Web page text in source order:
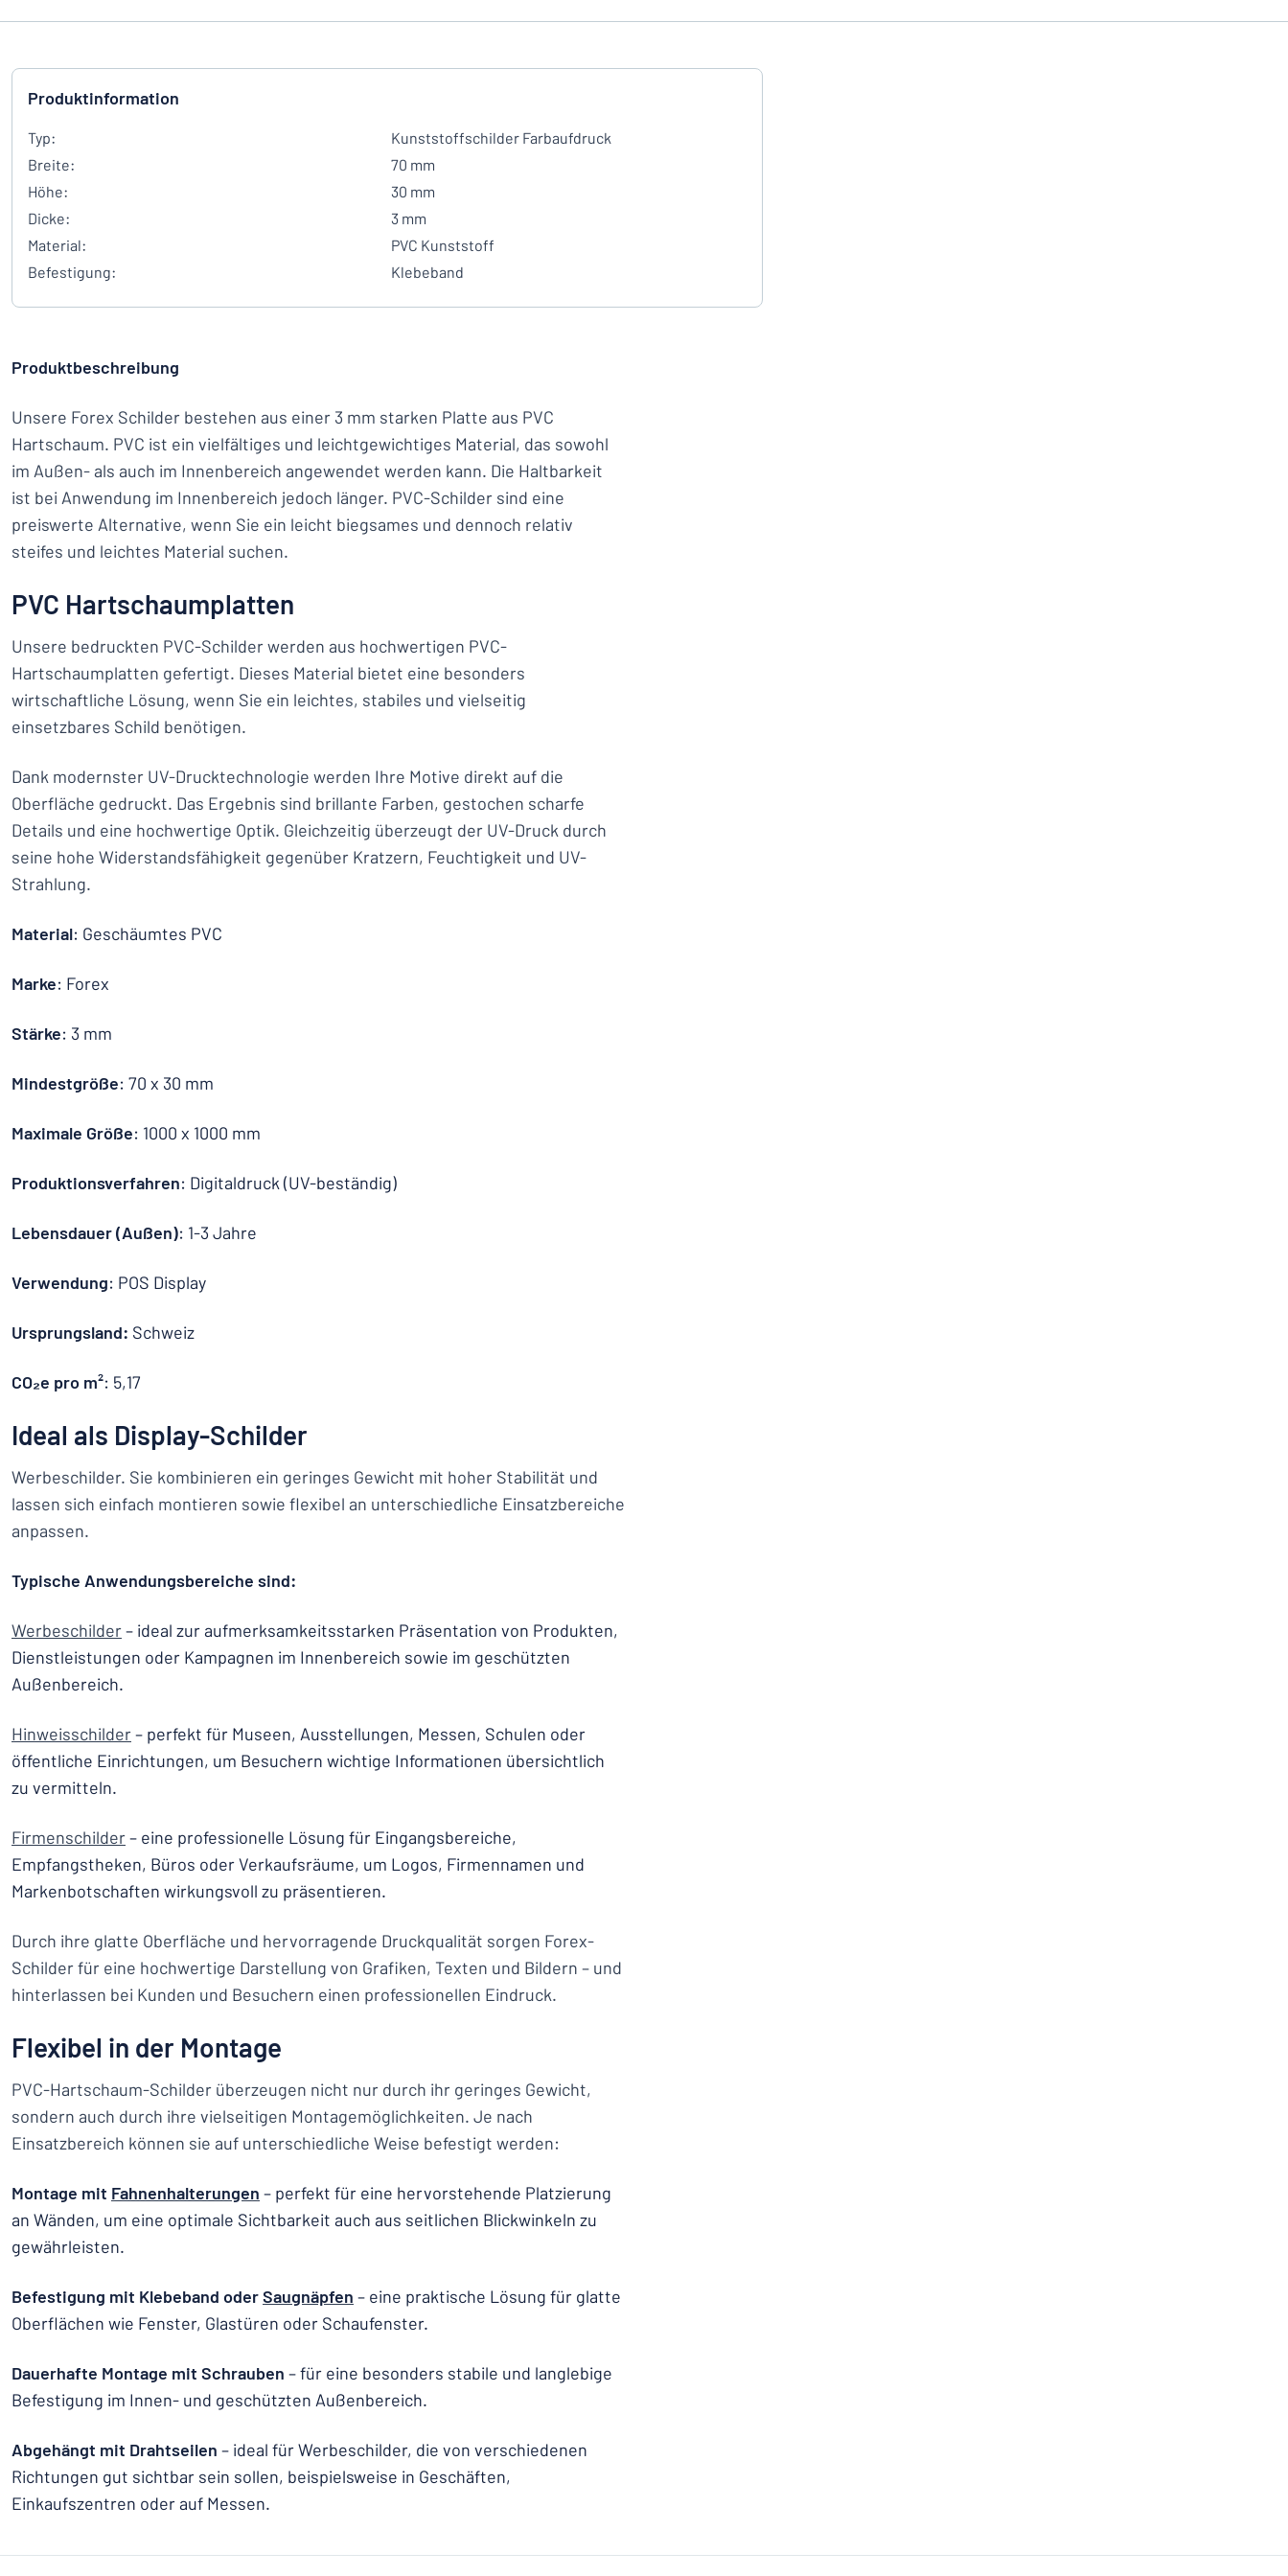
Produktinformation
Typ:
Kunststoffschilder Farbaufdruck
Breite:
70 mm
Höhe:
30 mm
Dicke:
3 mm
Material:
PVC Kunststoff
Befestigung:
Klebeband
Produktbeschreibung
Unsere Forex Schilder bestehen aus einer 3 mm starken Platte aus PVC
Hartschaum. PVC ist ein vielfältiges und leichtgewichtiges Material, das sowohl
im Außen- als auch im Innenbereich angewendet werden kann. Die Haltbarkeit
ist bei Anwendung im Innenbereich jedoch länger. PVC-Schilder sind eine
preiswerte Alternative, wenn Sie ein leicht biegsames und dennoch relativ
steifes und leichtes Material suchen.
PVC Hartschaumplatten
Unsere bedruckten PVC-Schilder werden aus hochwertigen PVC-
Hartschaumplatten gefertigt. Dieses Material bietet eine besonders
wirtschaftliche Lösung, wenn Sie ein leichtes, stabiles und vielseitig
einsetzbares Schild benötigen.
Dank modernster UV-Drucktechnologie werden Ihre Motive direkt auf die
Oberfläche gedruckt. Das Ergebnis sind brillante Farben, gestochen scharfe
Details und eine hochwertige Optik. Gleichzeitig überzeugt der UV-Druck durch
seine hohe Widerstandsfähigkeit gegenüber Kratzern, Feuchtigkeit und UV-
Strahlung.
Material: Geschäumtes PVC
Marke: Forex
Stärke: 3 mm
Mindestgröße: 70 x 30 mm
Maximale Größe: 1000 x 1000 mm
Produktionsverfahren: Digitaldruck (UV-beständig)
Lebensdauer (Außen): 1-3 Jahre
Verwendung: POS Display
Ursprungsland: Schweiz
CO₂e pro m²: 5,17
Ideal als Display-Schilder
Werbeschilder. Sie kombinieren ein geringes Gewicht mit hoher Stabilität und
lassen sich einfach montieren sowie flexibel an unterschiedliche Einsatzbereiche
anpassen.
Typische Anwendungsbereiche sind:
Werbeschilder– ideal zur aufmerksamkeitsstarken Präsentation von Produkten,
Dienstleistungen oder Kampagnen im Innenbereich sowie im geschützten
Außenbereich.
Hinweisschilder– perfekt für Museen, Ausstellungen, Messen, Schulen oder
öffentliche Einrichtungen, um Besuchern wichtige Informationen übersichtlich
zu vermitteln.
Firmenschilder– eine professionelle Lösung für Eingangsbereiche,
Empfangstheken, Büros oder Verkaufsräume, um Logos, Firmennamen und
Markenbotschaften wirkungsvoll zu präsentieren.
Durch ihre glatte Oberfläche und hervorragende Druckqualität sorgen Forex-
Schilder für eine hochwertige Darstellung von Grafiken, Texten und Bildern – und
hinterlassen bei Kunden und Besuchern einen professionellen Eindruck.
Flexibel in der Montage
PVC-Hartschaum-Schilder überzeugen nicht nur durch ihr geringes Gewicht,
sondern auch durch ihre vielseitigen Montagemöglichkeiten. Je nach
Einsatzbereich können sie auf unterschiedliche Weise befestigt werden:
Montage mit Fahnenhalterungen – perfekt für eine hervorstehende Platzierung
an Wänden, um eine optimale Sichtbarkeit auch aus seitlichen Blickwinkeln zu
gewährleisten.
Befestigung mit Klebeband oderSaugnäpfen – eine praktische Lösung für glatte
Oberflächen wie Fenster, Glastüren oder Schaufenster.
Dauerhafte Montage mit Schrauben – für eine besonders stabile und langlebige
Befestigung im Innen- und geschützten Außenbereich.
Abgehängt mit Drahtseilen – ideal für Werbeschilder, die von verschiedenen
Richtungen gut sichtbar sein sollen, beispielsweise in Geschäften,
Einkaufszentren oder auf Messen.